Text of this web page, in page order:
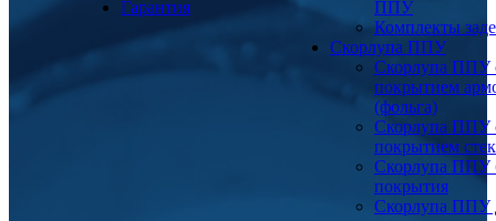
Гарантия
ППУ
Комплекты
Скорлупа ППУ
Скорлупа ППУ
покрытием
(фольга)
Скорлупа ППУ
покрытием
Скорлупа ППУ
покрытия
Скорлупа ППУ